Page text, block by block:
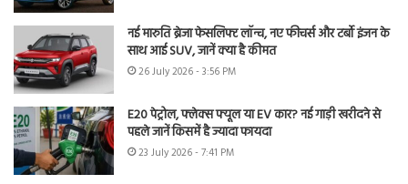
नई मारुति ब्रेजा फेसलिफ्ट लॉन्च, नए फीचर्स और टर्बो इंजन के
साथ आई SUV, जानें क्या है कीमत
26 July 2026 - 3:56 PM
E20 पेट्रोल, फ्लेक्स फ्यूल या EV कार? नई गाड़ी खरीदने से
पहले जानें किसमें है ज्यादा फायदा
23 July 2026 - 7:41 PM